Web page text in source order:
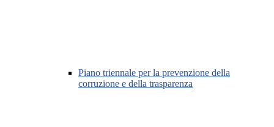
Piano triennale per la prevenzione della
corruzione e della trasparenza